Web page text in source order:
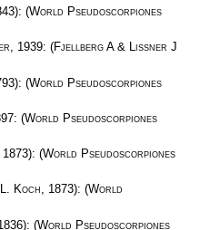
(World Pseudoscorpiones
, 1939: (Fjellberg A & Lissner J
(World Pseudoscorpiones
(World Pseudoscorpiones
1873): (World Pseudoscorpiones
L. Koch, 1873): (World
(World Pseudoscorpiones